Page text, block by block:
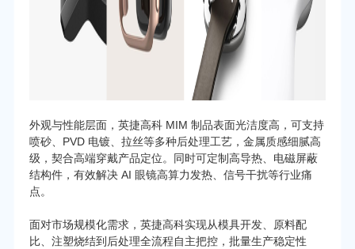
外观与性能层面，英捷高科 MIM 制品表面光洁度高，可支持
喷砂、PVD 电镀、拉丝等多种后处理工艺，金属质感细腻高
级，契合高端穿戴产品定位。同时可定制高导热、电磁屏蔽
结构件，有效解决 AI 眼镜高算力发热、信号干扰等行业痛
点。
面对市场规模化需求，英捷高科实现从模具开发、原料配
比、注塑烧结到后处理全流程自主把控，批量生产稳定性